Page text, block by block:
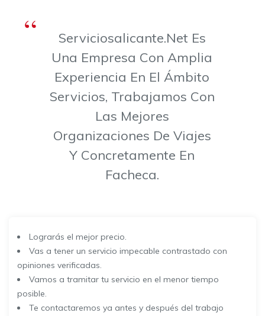
Serviciosalicante.net Es
Una Empresa Con Amplia
Experiencia En El Ámbito
Servicios, Trabajamos Con
Las Mejores
Organizaciones De Viajes
Y Concretamente En
Facheca.
Lograrás el mejor precio.
Vas a tener un servicio impecable contrastado con
opiniones verificadas.
Vamos a tramitar tu servicio en el menor tiempo
posible.
Te contactaremos ya antes y después del trabajo